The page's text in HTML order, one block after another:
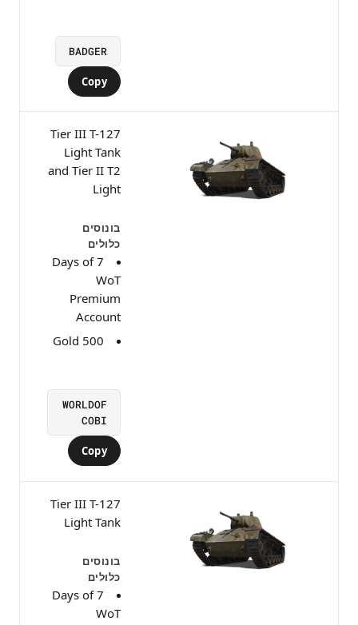
BADGER
Copy
Tier III T-127
Light Tank
and Tier II T2
Light
בונוסים
כלולים
7 Days of
WoT
Premium
Account
500 Gold
WORLDOF
COBI
Copy
Tier III T-127
Light Tank
בונוסים
כלולים
7 Days of
WoT